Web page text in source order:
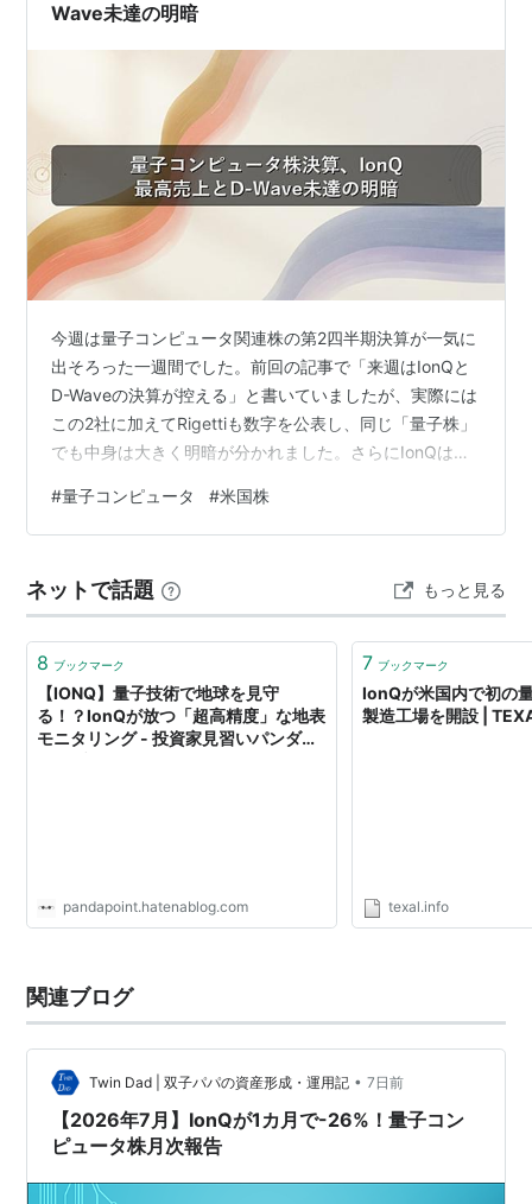
Wave未達の明暗
今週は量子コンピュータ関連株の第2四半期決算が一気に
出そろった一週間でした。前回の記事で「来週はIonQと
D-Waveの決算が控える」と書いていましたが、実際には
この2社に加えてRigettiも数字を公表し、同じ「量子株」
でも中身は大きく明暗が分かれました。さらにIonQは決
機関との契約を立て続けに獲得しています。今週は「決
算の明暗」と「IonQの政府・防衛案件」という2つの軸で
も明暗が割れた まず数字を並べます。IonQの第2四半期
(4〜6月期)売上高は約8,005万ドルで、前年同期…
#量子コンピュータ #米国株
ネットで話題 もっと見る
8 ブックマーク
【IONQ】量子技術で地球を見守
る！？IonQが放つ「超高精度」な地表
モニタリング - 投資家見習いパンダさ
pandapoint.hatenablog.com
7 ブックマーク
IonQが米国内で初の
製造工場を開設 |
texal.info
関連ブログ
Twin Dad | 双子パパの資産形成・運用記 • 7日前
【2026年7月】IonQが1カ月で-26%！量子コン
ピュータ株月次報告